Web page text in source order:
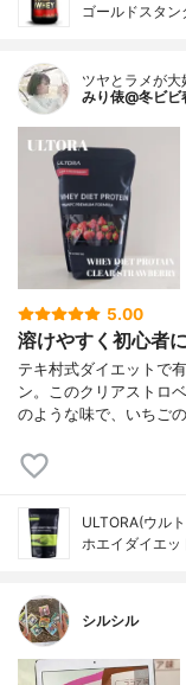
ゴールドスタ
ツヤとラメが
みり俵@冬ビビ
5.00
溶けやすく初心者
テキ村式ダイエットで
ン。このクリアストロ
のような味で、いちご
ULTORA(ウル
ホエイダイエッ
シルシル